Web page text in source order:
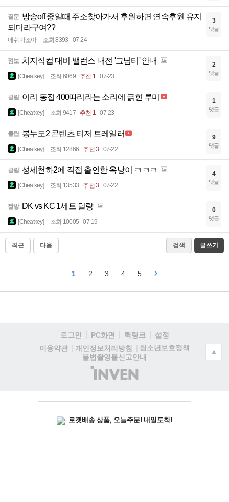
질문 방송off 중일때 주소찾아가서 후원하면 연속후원 유지
되더라구여??
애쉬가조아 조회 8393 07-24
3
댓글
정보 치지직컵 대비 밸런스 내전 '그님티' 안내
[Cheatkey] 조회 6069 추천 1 07-23
2
댓글
클립 이리 동접 400따리라는 소리에 긁힌 루미
[Cheatkey] 조회 9417 추천 1 07-23
1
댓글
클립 봉누도2 콘텐츠 티저 트레일러
[Cheatkey] 조회 12866 추천 3 07-22
9
댓글
클립 성세천하2에 직접 출연한 옥냥이 ㅋㅋㅋ
[Cheatkey] 조회 13533 추천 3 07-22
4
댓글
짤방 DK vs KC 1세트 딜량
[Cheatkey] 조회 10005 07-19
0
댓글
최근 다음 검색 글쓰기
1 2 3 4 5
로그인 PC화면 퀵링크
설정
이용약관
개인정보처리방침
청소년보호정책
불법촬영물신고안내
(주)
인
▲